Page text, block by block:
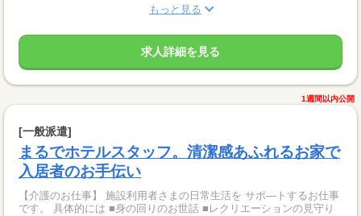
もっと見る
求人詳細を見る
1週間以内公開
[一般派遣]
まるでホテルスタッフ。清潔感あふれるお家で
入居者のお手伝い
【介護のお仕事】 施設利用者さまの日常生活を サポ―トするお仕事
です。 具体的には ■身の回りのお世話 ■レクリエーションの見守り